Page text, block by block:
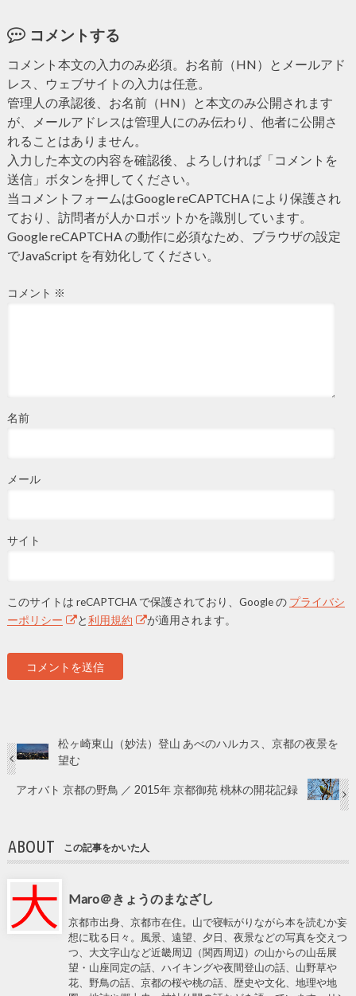
コメントする
コメント本文の入力のみ必須。お名前（HN）とメールアド
レス、ウェブサイトの入力は任意。
管理人の承認後、お名前（HN）と本文のみ公開されます
が、メールアドレスは管理人にのみ伝わり、他者に公開さ
れることはありません。
入力した本文の内容を確認後、よろしければ「コメントを
送信」ボタンを押してください。
当コメントフォームはGoogle reCAPTCHA により保護され
ており、訪問者が人かロボットかを識別しています。
Google reCAPTCHA の動作に必須なため、ブラウザの設定
でJavaScript を有効化してください。
コメント ※
名前
メール
サイト
このサイトは reCAPTCHA で保護されており、Google の プライバシ
ーポリシー
と利用規約 が適用されます。
松ヶ崎東山（妙法）登山 あべのハルカス、京都の夜景を
望む
アオバト 京都の野鳥 ／ 2015年 京都御苑 桃林の開花記録
ABOUT この記事をかいた人
Maro＠きょうのまなざし
京都市出身、京都市在住。山で寝転がりながら本を読むか妄
想に耽る日々。風景、遠望、夕日、夜景などの写真を交えつ
つ、大文字山など近畿周辺（関西周辺）の山からの山岳展
望・山座同定の話、ハイキングや夜間登山の話、山野草や
花、野鳥の話、京都の桜や桃の話、歴史や文化、地理や地